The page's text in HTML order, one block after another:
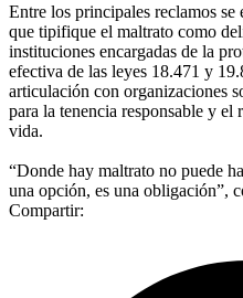
Entre los principales reclamos
que tipifique el maltrato como
instituciones encargadas de la
efectiva de las leyes 18.471 y
articulación con organizaciones
para la tenencia responsable y el
vida.
“Donde hay maltrato no puede
una opción, es una obligación”,
Compartir: